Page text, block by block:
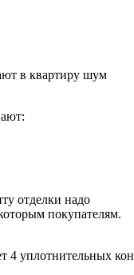
в квартиру шум
отделки надо
покупателям.
4 уплотнительных